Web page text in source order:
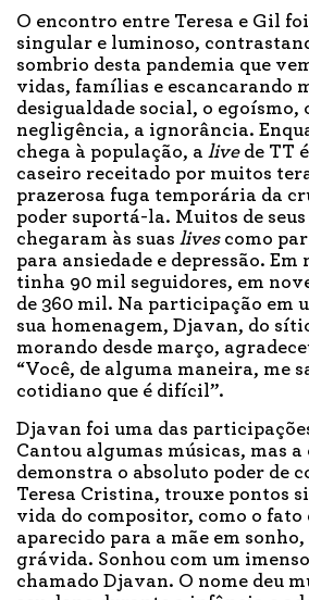
O encontro entre Teresa e Gil
singular e luminoso,
sombrio desta pandemia que
vidas, famílias e escancarando
desigualdade social, o egoísmo,
negligência, a ignorância.
chega à população, a live de TT
caseiro receitado por muitos
prazerosa fuga temporária da
poder suportá-la. Muitos de
chegaram às suas livescomo
para ansiedade e depressão. Em
tinha 90 mil seguidores, em
de 360 mil. Na participação em
sua homenagem, Djavan, do
morando desde março,
“Você, de alguma maneira, me
cotidiano que é difícil”.
Djavan foi uma das
Cantou algumas músicas, mas a
demonstra o absoluto poder de
Teresa Cristina, trouxe pontos
vida do compositor, como o fato
aparecido para a mãe em
grávida. Sonhou com um
chamado Djavan. O nome deu